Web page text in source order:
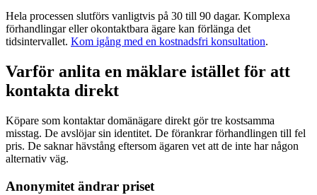
Hela processen slutförs vanligtvis på 30 till 90 dagar. Komplexa
förhandlingar eller okontaktbara ägare kan förlänga det
tidsintervallet. Kom igång med en kostnadsfri konsultation.
Varför anlita en mäklare istället för att
kontakta direkt
Köpare som kontaktar domänägare direkt gör tre kostsamma
misstag. De avslöjar sin identitet. De förankrar förhandlingen till fel
pris. De saknar hävstång eftersom ägaren vet att de inte har någon
alternativ väg.
Anonymitet ändrar priset